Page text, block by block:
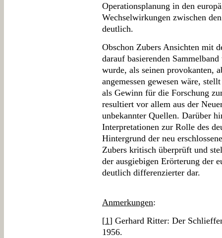
Operationsplanung in den
Wechselwirkungen zwischen
deutlich.
Obschon Zubers Ansichten mit
darauf basierenden
wurde, als seinen provokanten,
angemessen gewesen wäre,
als Gewinn für die Forschung
resultiert vor allem aus der
unbekannter Quellen. Darüber
Interpretationen zur Rolle des
Hintergrund der neu
Zubers kritisch überprüft und
der ausgiebigen Erörterung der
deutlich differenzierter dar.
Anmerkungen:
[1] Gerhard Ritter: Der
1956.